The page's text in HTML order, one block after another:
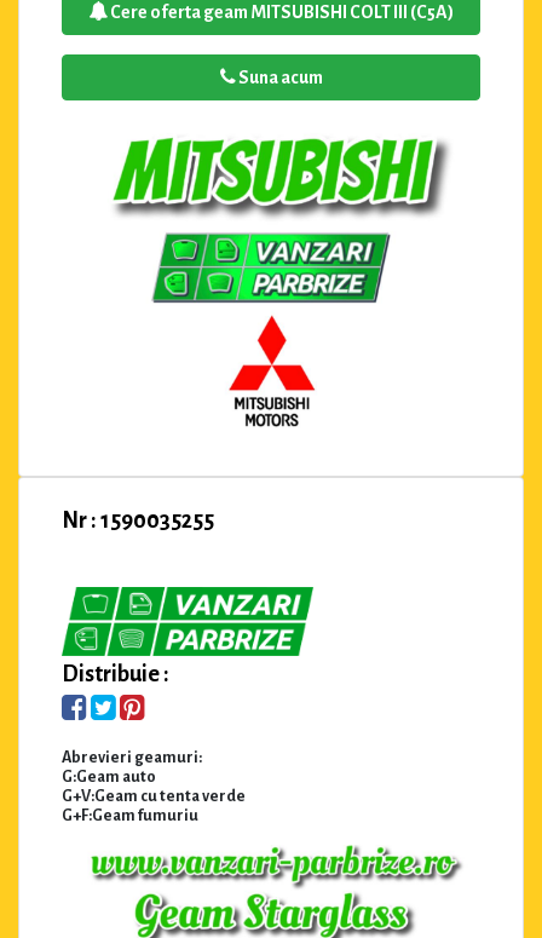
Cere oferta geam MITSUBISHI COLT III (C5A)
Suna acum
Nr : 1590035255
Distribuie :
Abrevieri geamuri:
G:Geam auto
G+V:Geam cu tenta verde
G+F:Geam fumuriu